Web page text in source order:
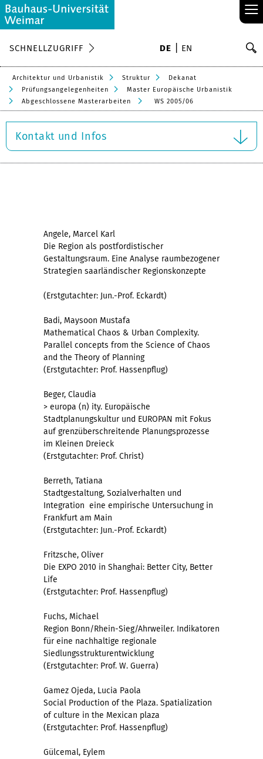
≡
SCHNELLZUGRIFF DE EN
Architektur und Urbanistik Struktur
Dekanat
Prüfungsangelegenheiten
Master Europäische Urbanistik
Abgeschlossene Masterarbeiten
WS 2005/06
Kontakt und Infos
Angele, Marcel Karl
Die Region als postfordistischer
Gestaltungsraum. Eine Analyse raumbezogener
Strategien saarländischer Regionskonzepte
(Erstgutachter: Jun.-Prof. Eckardt)
Badi, Maysoon Mustafa
Mathematical Chaos & Urban Complexity.
Parallel concepts from the Science of Chaos
and the Theory of Planning
(Erstgutachter: Prof. Hassenpflug)
Beger, Claudia
> europa (n) ity. Europäische
Stadtplanungskultur und EUROPAN mit Fokus
auf grenzüberschreitende Planungsprozesse
im Kleinen Dreieck
(Erstgutachter: Prof. Christ)
Berreth, Tatiana
Stadtgestaltung, Sozialverhalten und
Integration  eine empirische Untersuchung in
Frankfurt am Main
(Erstgutachter: Jun.-Prof. Eckardt)
Fritzsche, Oliver
Die EXPO 2010 in Shanghai: Better City, Better
Life
(Erstgutachter: Prof. Hassenpflug)
Fuchs, Michael
Region Bonn/Rhein-Sieg/Ahrweiler. Indikatoren
für eine nachhaltige regionale
Siedlungsstrukturentwicklung
(Erstgutachter: Prof. W. Guerra)
Gamez Ojeda, Lucia Paola
Social Production of the Plaza. Spatialization
of culture in the Mexican plaza
(Erstgutachter: Prof. Hassenpflug)
Gülcemal, Eylem